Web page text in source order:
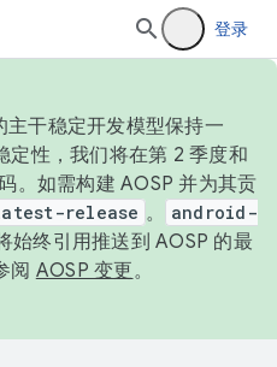
登录
干稳定开发模型保持一
定性，我们将在第 2 季度和
。如需构建 AOSP 并为其贡
release 。
android-
始终引用推送到 AOSP 的最
阅 AOSP 变更。